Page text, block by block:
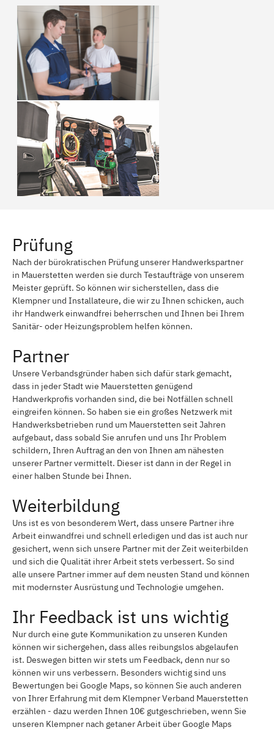
Prüfung
Nach der bürokratischen Prüfung unserer Handwerkspartner
in Mauerstetten werden sie durch Testaufträge von unserem
Meister geprüft. So können wir sicherstellen, dass die
Klempner und Installateure, die wir zu Ihnen schicken, auch
ihr Handwerk einwandfrei beherrschen und Ihnen bei Ihrem
Sanitär- oder Heizungsproblem helfen können.
Partner
Unsere Verbandsgründer haben sich dafür stark gemacht,
dass in jeder Stadt wie Mauerstetten genügend
Handwerkprofis vorhanden sind, die bei Notfällen schnell
eingreifen können. So haben sie ein großes Netzwerk mit
Handwerksbetrieben rund um Mauerstetten seit Jahren
aufgebaut, dass sobald Sie anrufen und uns Ihr Problem
schildern, Ihren Auftrag an den von Ihnen am nähesten
unserer Partner vermittelt. Dieser ist dann in der Regel in
einer halben Stunde bei Ihnen.
Weiterbildung
Uns ist es von besonderem Wert, dass unsere Partner ihre
Arbeit einwandfrei und schnell erledigen und das ist auch nur
gesichert, wenn sich unsere Partner mit der Zeit weiterbilden
und sich die Qualität ihrer Arbeit stets verbessert. So sind
alle unsere Partner immer auf dem neusten Stand und können
mit modernster Ausrüstung und Technologie umgehen.
Ihr Feedback ist uns wichtig
Nur durch eine gute Kommunikation zu unseren Kunden
können wir sichergehen, dass alles reibungslos abgelaufen
ist. Deswegen bitten wir stets um Feedback, denn nur so
können wir uns verbessern. Besonders wichtig sind uns
Bewertungen bei Google Maps, so können Sie auch anderen
von Ihrer Erfahrung mit dem Klempner Verband Mauerstetten
erzählen - dazu werden Ihnen 10€ gutgeschrieben, wenn Sie
unseren Klempner nach getaner Arbeit über Google Maps